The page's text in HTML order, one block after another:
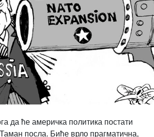
да ће америчка политика постати
посла. Биће врло прагматична,